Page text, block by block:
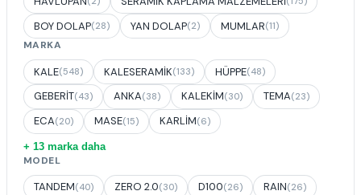
BOY DOLAP(28) YAN DOLAP(2) MUMLAR(11)
MARKA
KALE(548) KALESERAMİK(133) HÜPPE(48)
GEBERİT(43) ANKA(38) KALEKİM(30) TEMA(23)
ECA(20) MASE(15) KARLİM(6)
+ 13 marka daha
MODEL
TANDEM(40) ZERO 2.0(30) D100(26) RAIN(26)